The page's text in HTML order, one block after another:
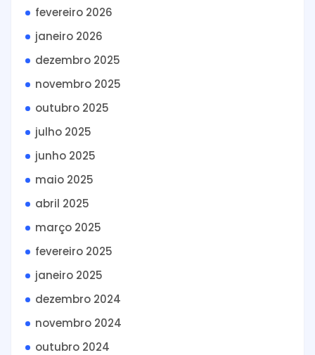
fevereiro 2026
janeiro 2026
dezembro 2025
novembro 2025
outubro 2025
julho 2025
junho 2025
maio 2025
abril 2025
março 2025
fevereiro 2025
janeiro 2025
dezembro 2024
novembro 2024
outubro 2024